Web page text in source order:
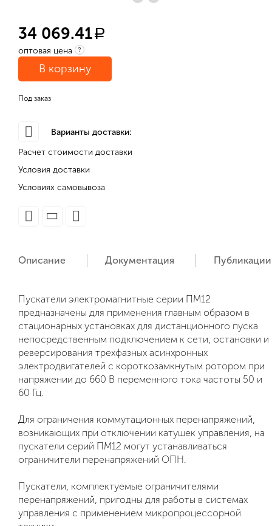
34 069.41 a
оптовая цена ?
В корзину
Под заказ
Варианты доставки:
Расчет стоимости доставки
Условия доставки
Условиях самовывоза
Описание Документация Публикации
Пускатели электромагнитные серии ПМ12
предназначены для применения главным образом в
стационарных установках для дистанционного пуска
непосредственным подключением к сети, остановки и
реверсирования трехфазных асинхронных
электродвигателей с короткозамкнутым ротором при
напряжении до 660 В переменного тока частоты 50 и
60 Гц.
Для ограничения коммутационных перенапряжений,
возникающих при отключении катушек управления, на
пускатели серий ПМ12 могут устанавливаться
ограничители перенапряжений ОПН.
Пускатели, комплектуемые ограничителями
перенапряжений, пригодны для работы в системах
управления с применением микропроцессорной